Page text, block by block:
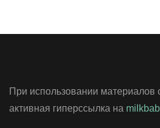
При использовании материалов
активная гиперссылка на